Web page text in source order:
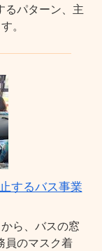
るパターン、主
。
するバス事業
ら、バスの窓
員のマスク着